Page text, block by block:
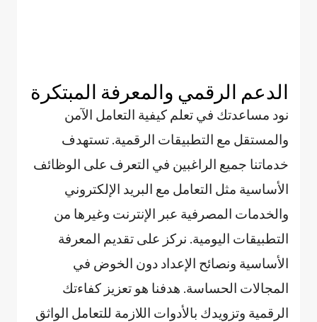
الدعم الرقمي والمعرفة المبتكرة
نود مساعدتك في تعلم كيفية التعامل الآمن
والمستقل مع التطبيقات الرقمية. تستهدف
خدماتنا جميع الراغبين في التعرف على الوظائف
الأساسية مثل التعامل مع البريد الإلكتروني
والخدمات المصرفية عبر الإنترنت وغيرها من
التطبيقات اليومية. نركز على تقديم المعرفة
الأساسية ونصائح الإعداد دون الخوض في
المجالات الحساسة. هدفنا هو تعزيز كفاءتك
الرقمية وتزويدك بالأدوات اللازمة للتعامل الواثق